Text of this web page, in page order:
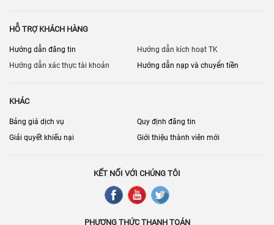
HỖ TRỢ KHÁCH HÀNG
Hướng dẫn đăng tin
Hướng dẫn kích hoạt TK
Hướng dẫn xác thực tài khoản
Hướng dẫn nạp và chuyển tiền
KHÁC
Bảng giá dịch vụ
Quy định đăng tin
Giải quyết khiếu nại
Giới thiệu thành viên mới
KẾT NỐI VỚI CHÚNG TÔI
PHƯƠNG THỨC THANH TOÁN